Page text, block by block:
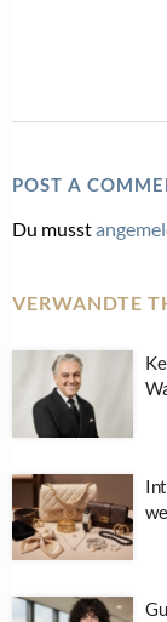
POST A
Du musst
VERWANDTE